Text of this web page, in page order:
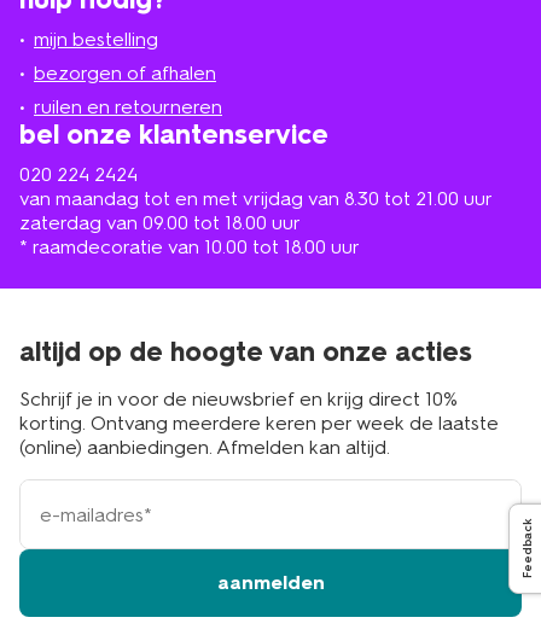
mijn bestelling
bezorgen of afhalen
ruilen en retourneren
bel onze klantenservice
020 224 2424
van maandag tot en met vrijdag van 8.30 tot 21.00 uur
zaterdag van 09.00 tot 18.00 uur
* raamdecoratie van 10.00 tot 18.00 uur
in
de
buurt
altijd op de hoogte van onze acties
Schrijf je in voor de nieuwsbrief en krijg direct 10%
korting. Ontvang meerdere keren per week de laatste
(online) aanbiedingen. Afmelden kan altijd.
e-
mailadres
aanmelden
Feedback